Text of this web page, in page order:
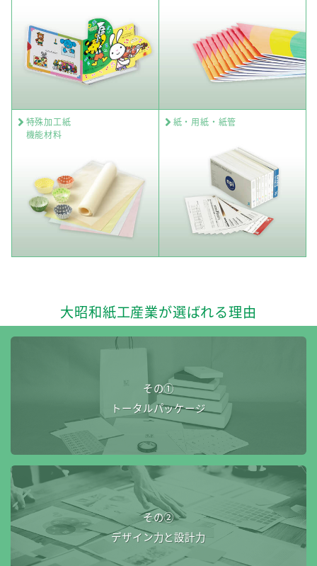
特殊加工紙
機能材料
紙・用紙・紙管
大昭和紙工産業が選ばれる理由
その①
トータルパッケージ
その②
デザイン力と設計力